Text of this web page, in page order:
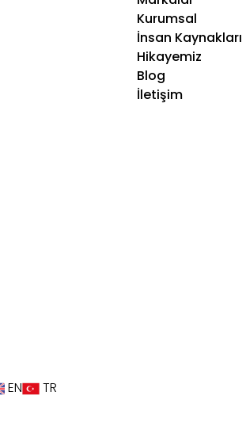
Kurumsal
İnsan Kaynakları
Hikayemiz
Blog
İletişim
EN TR